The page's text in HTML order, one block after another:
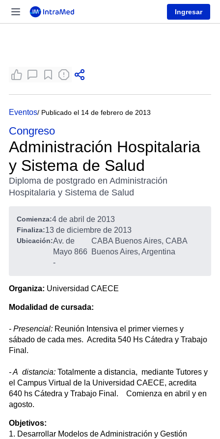
Ingresar
Eventos/ Publicado el 14 de febrero de 2013
Congreso
Administración Hospitalaria
y Sistema de Salud
Diploma de postgrado en Administración
Hospitalaria y Sistema de Salud
Comienza:4 de abril de 2013
Finaliza:13 de diciembre de 2013
Ubicación:Av. de
Mayo 866
-
CABA Buenos Aires, CABA
Buenos Aires, Argentina
Organiza: Universidad CAECE
Modalidad de cursada:
- Presencial: Reunión Intensiva el primer viernes y
sábado de cada mes. Acredita 540 Hs Cátedra y Trabajo
Final.
- A distancia: Totalmente a distancia, mediante Tutores y
el Campus Virtual de la Universidad CAECE, acredita
640 hs Cátedra y Trabajo Final. Comienza en abril y en
agosto.
Objetivos:
1. Desarrollar Modelos de Administración y Gestión